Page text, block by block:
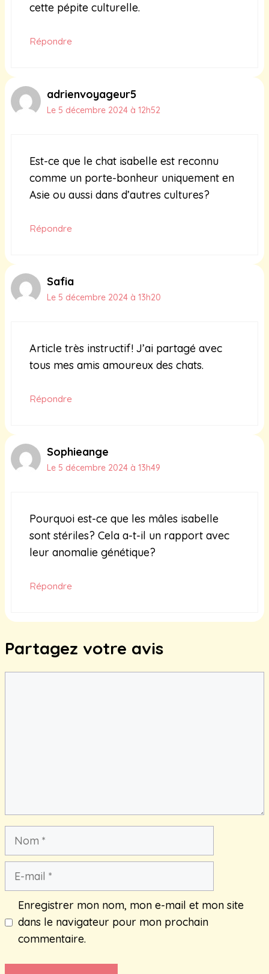
cette pépite culturelle.
Répondre
adrienvoyageur5
Le 5 décembre 2024 à 12h52
Est-ce que le chat isabelle est reconnu
comme un porte-bonheur uniquement en
Asie ou aussi dans d’autres cultures?
Répondre
Safia
Le 5 décembre 2024 à 13h20
Article très instructif! J’ai partagé avec
tous mes amis amoureux des chats.
Répondre
Sophieange
Le 5 décembre 2024 à 13h49
Pourquoi est-ce que les mâles isabelle
sont stériles? Cela a-t-il un rapport avec
leur anomalie génétique?
Répondre
Partagez votre avis
Nom
Enregistrer mon nom, mon e-mail et mon site
dans le navigateur pour mon prochain
commentaire.